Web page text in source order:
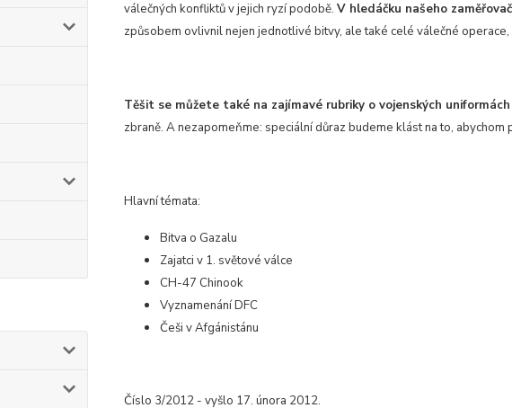
válečných konfliktů v jejich ryzí podobě. V hledáčku našeho
způsobem ovlivnil nejen jednotlivé bitvy, ale také celé válečné operace,
Těšit se můžete také na zajímavé rubriky o vojenských
zbraně. A nezapomeňme: speciální důraz budeme klást na to,
Hlavní témata:
Bitva o Gazalu
Zajatci v 1. světové válce
CH-47 Chinook
Vyznamenání DFC
Češi v Afgánistánu
Číslo 3/2012 - vyšlo 17. února 2012.